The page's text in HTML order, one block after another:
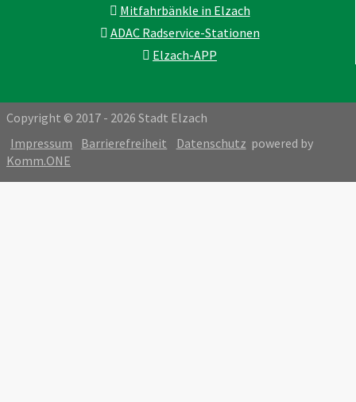
Mitfahrbänkle in Elzach
ADAC Radservice-Stationen
Elzach-APP
Copyright © 2017 - 2026 Stadt Elzach
Impressum
Barrierefreiheit Datenschutz powered by
Komm.ONE